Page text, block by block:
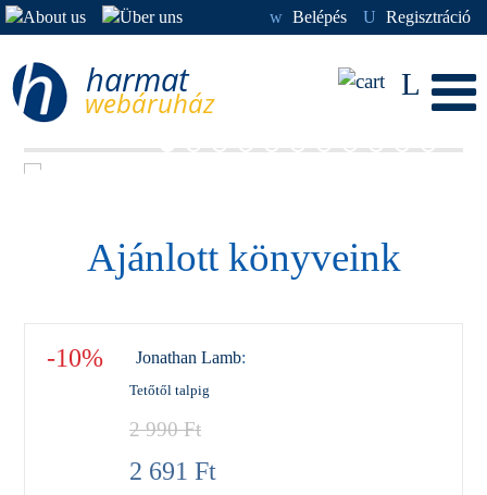
w Belépés U Regisztráció
L
Ajánlott könyveink
-10% Jonathan Lamb:
Tetőtől talpig
2 990Ft
2 691 Ft